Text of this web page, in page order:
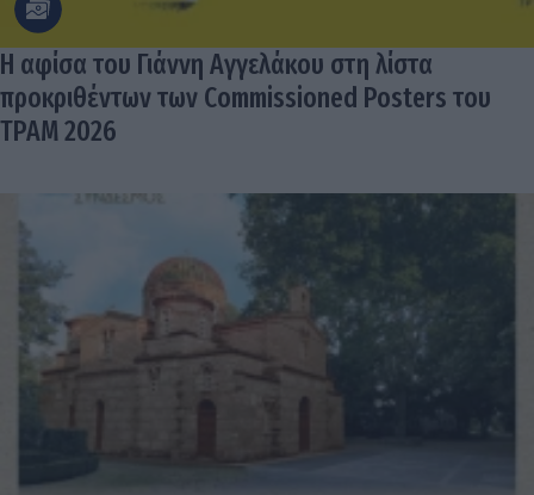
Η αφίσα του Γιάννη Αγγελάκου στη λίστα
προκριθέντων των Commissioned Posters του
TPAM 2026